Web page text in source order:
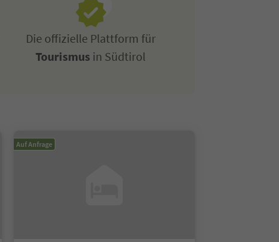
Die offizielle Plattform für
Tourismus in Südtirol
Auf Anfrage